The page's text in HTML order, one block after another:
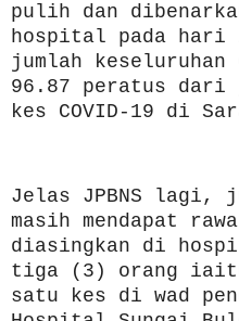
pulih dan
hospital pada hari
jumlah keseluruhan
96.87 peratus dari
kes COVID-19 di
Jelas JPBNS lagi,
masih mendapat
diasingkan di
tiga (3) orang iaitu
satu kes di wad